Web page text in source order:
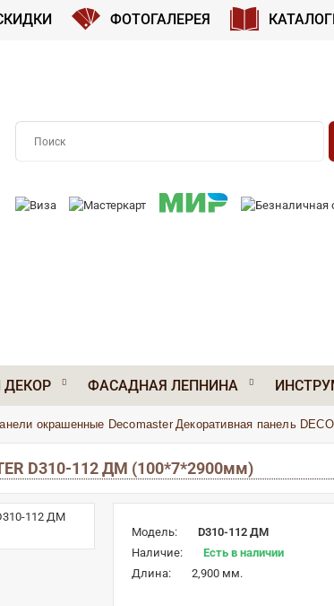
ФОТОГАЛЕРЕЯ
ДЕКОР ФАСАДНАЯ ЛЕПНИНА
окрашенные Decomaster Декоративная панель
D310-112 ДМ (100*7*2900мм)
Модель:
D310-112 ДМ
Наличие:
Есть в наличии
Длина:
2,900 мм.